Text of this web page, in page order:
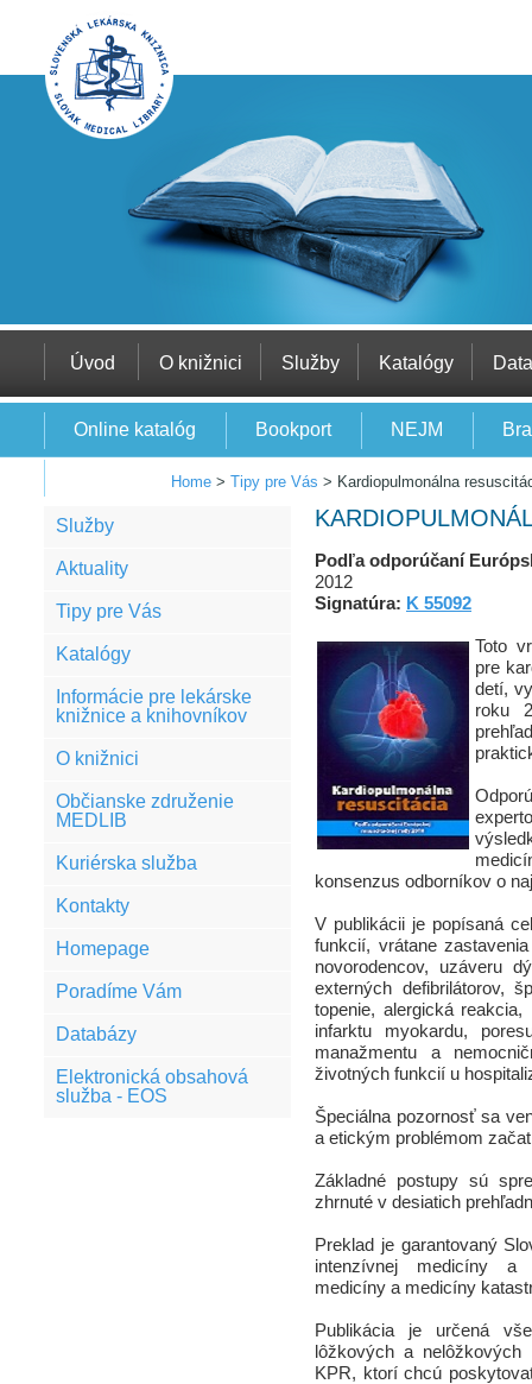
Úvod O knižnici Služby Katalógy
Online katalóg Bookport NEJM
Home > Tipy pre Vás > Kardiopulmonálna
Služby
Aktuality
Tipy pre Vás
Katalógy
Informácie pre lekárske
knižnice a knihovníkov
O knižnici
Občianske združenie
MEDLIB
Kuriérska služba
Kontakty
Homepage
Poradíme Vám
Databázy
Elektronická obsahová
služba - EOS
Podľa odporúčaní
2012
Signatúra: K 55092
Toto
pre
detí,
roku
konsenzus odborníkov o
V publikácii je popísaná
funkcií, vrátane
novorodencov, uzáveru
externých defibrilátorov,
topenie, alergická
infarktu myokardu,
manažmentu a
životných funkcií u
Špeciálna pozornosť sa
a etickým problémom
Základné postupy sú
zhrnuté v desiatich
Preklad je garantovaný
intenzívnej medicíny a
medicíny a medicíny
Publikácia je určená
lôžkových a nelôžkových
KPR, ktorí chcú